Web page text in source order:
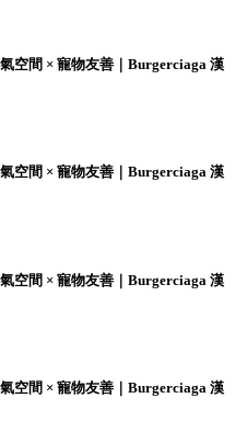
空間 × 寵物友善｜Burgerciaga 漢
空間 × 寵物友善｜Burgerciaga 漢
空間 × 寵物友善｜Burgerciaga 漢
空間 × 寵物友善｜Burgerciaga 漢